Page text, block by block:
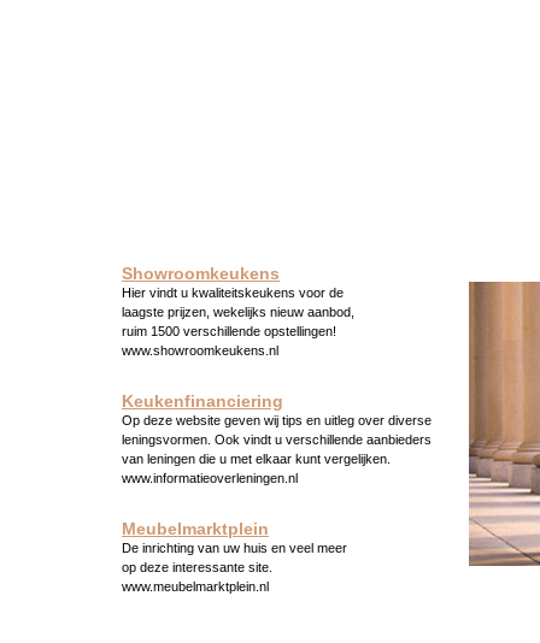
Showroomkeukens
Hier vindt u kwaliteitskeukens voor de
laagste prijzen, wekelijks nieuw aanbod,
ruim 1500 verschillende opstellingen!
www.showroomkeukens.nl
Keukenfinanciering
Op deze website geven wij tips en uitleg over diverse
leningsvormen. Ook vindt u verschillende aanbieders
van leningen die u met elkaar kunt vergelijken.
www.informatieoverleningen.nl
Meubelmarktplein
De inrichting van uw huis en veel meer
op deze interessante site.
www.meubelmarktplein.nl